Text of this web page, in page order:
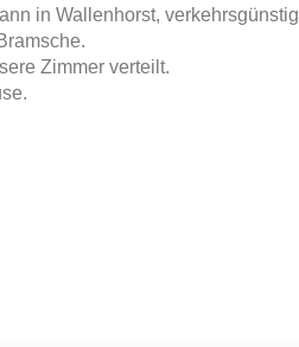
in Wallenhorst, verkehrsgünstig
Zimmer verteilt.